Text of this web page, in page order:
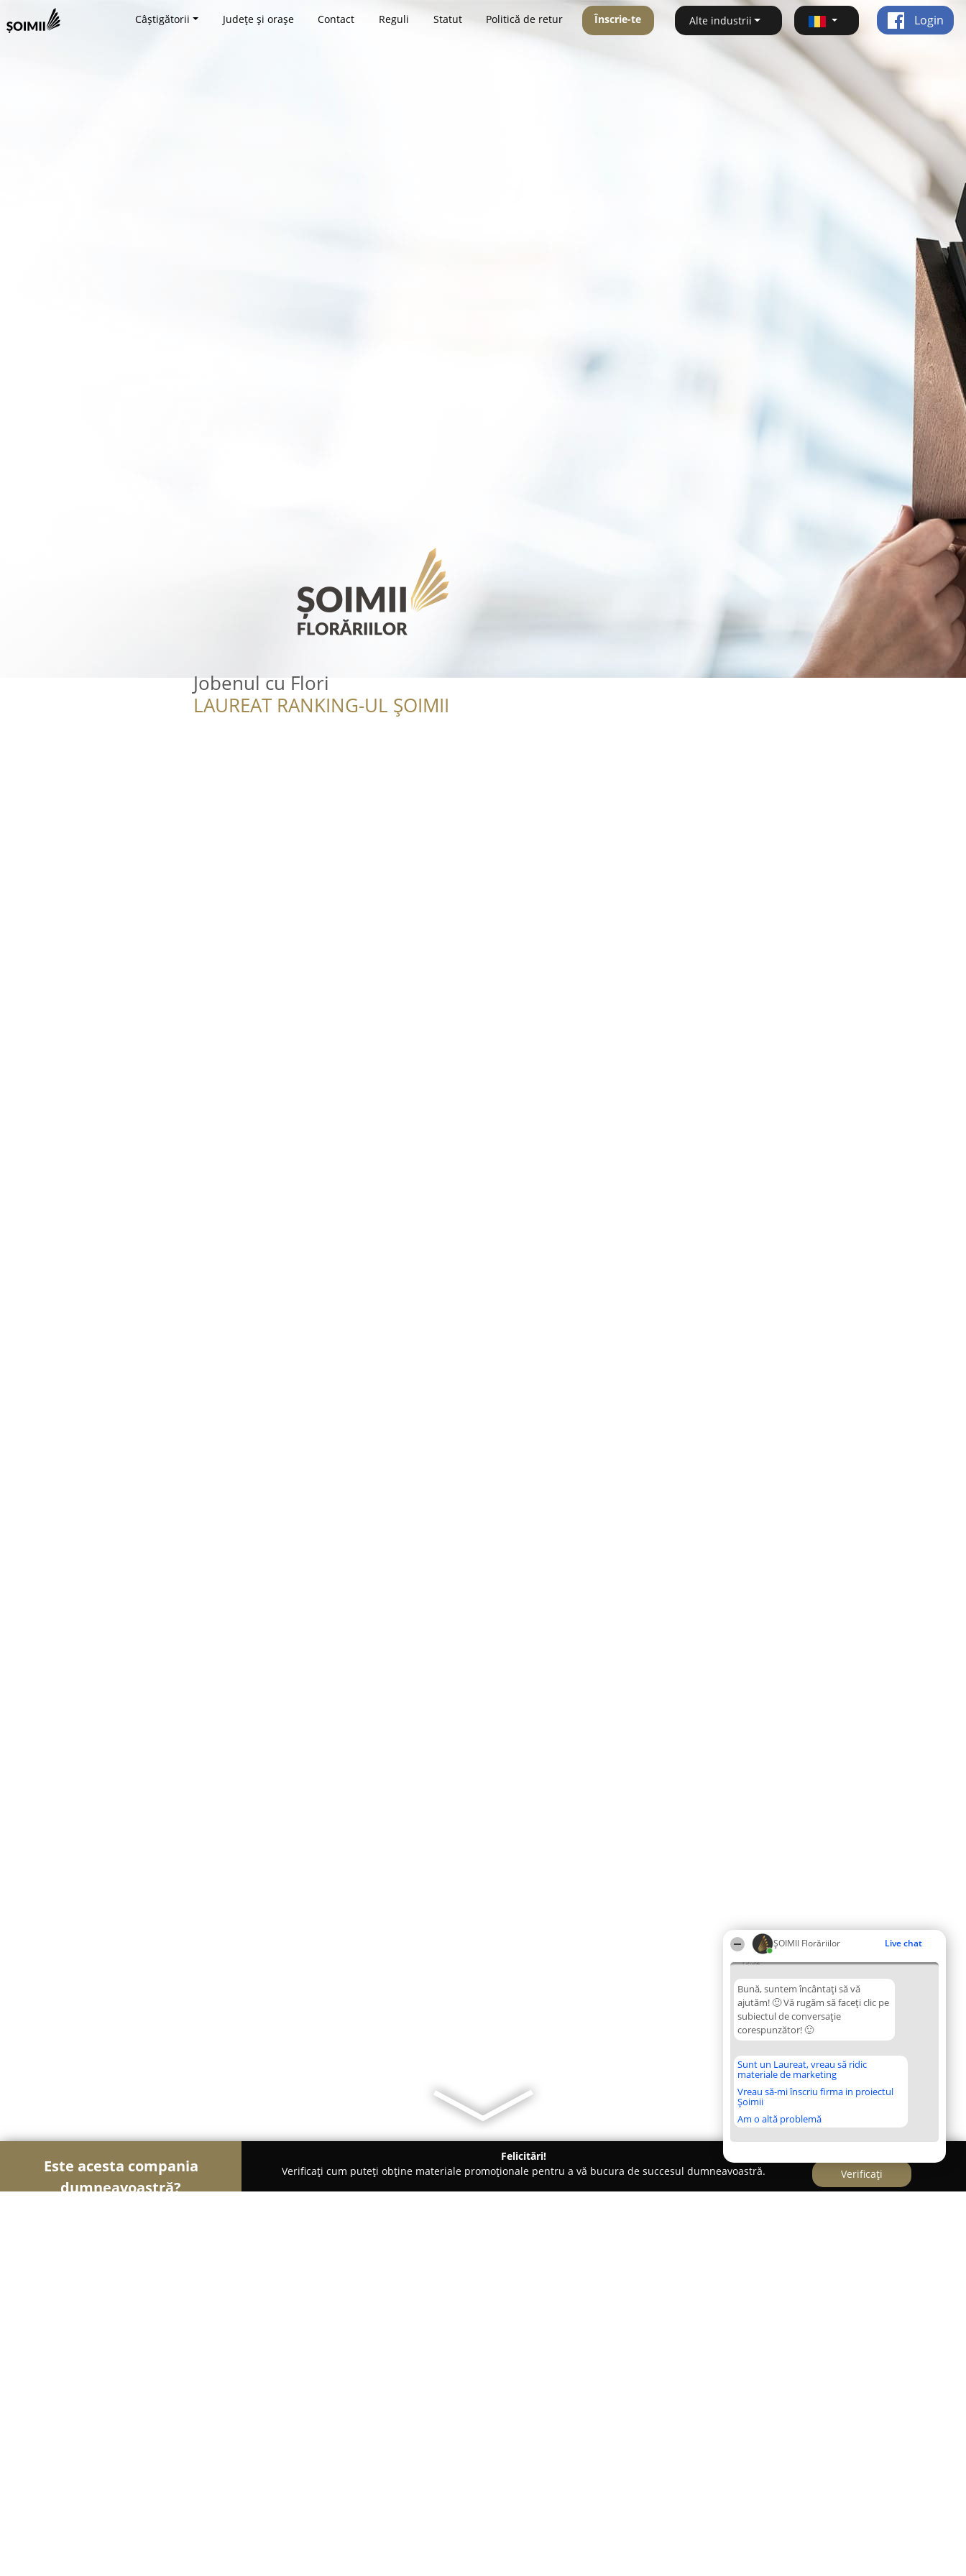
ȘOIMII Florăriilor Live chat
19:32
Bună, suntem încântați să vă
ajutăm! 🙂 Vă rugăm să faceți clic pe
subiectul de conversație
corespunzător! 🙂
Sunt un Laureat, vreau să ridic
materiale de marketing
Vreau să-mi înscriu firma in proiectul
Șoimii
Am o altă problemă
Câștigătorii Județe și orașe Contact Reguli Statut Politică de retur Înscrie-te Alte industrii Login
Jobenul cu Flori
LAUREAT RANKING-UL ȘOIMII
Este acesta compania
dumneavoastră?
Felicitări!
Verificați cum puteți obține materiale promoționale pentru a vă bucura de succesul dumneavoastră.
Verificați